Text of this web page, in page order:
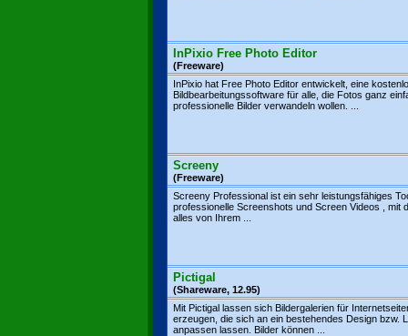
InPixio Free Photo Editor
(Freeware)
InPixio hat Free Photo Editor entwickelt, eine
Bildbearbeitungssoftware für alle, die Fotos ganz
professionelle Bilder verwandeln wollen. ...
Screeny
(Freeware)
Screeny Professional ist ein sehr leistungsfähiges
professionelle Screenshots und Screen Videos , mit
alles von Ihrem ...
Pictigal
(Shareware, 12.95)
Mit Pictigal lassen sich Bildergalerien für
erzeugen, die sich an ein bestehendes Design bzw.
anpassen lassen. Bilder können ...